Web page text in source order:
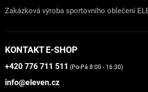
Zakázková výroba sportovního oblečení
KONTAKT E-SHOP
+420 776 711 511 (Po-Pá 8:00 - 16:30)
info@eleven.cz